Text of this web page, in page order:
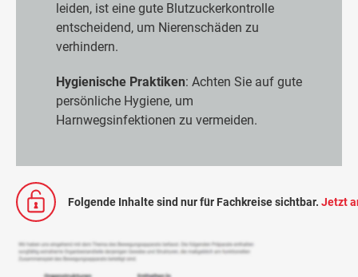
leiden, ist eine gute Blutzuckerkontrolle
entscheidend, um Nierenschäden zu
verhindern.
Hygienische Praktiken: Achten Sie auf gute
persönliche Hygiene, um
Harnwegsinfektionen zu vermeiden.
Folgende Inhalte sind nur für Fachkreise sichtbar. Jetzt